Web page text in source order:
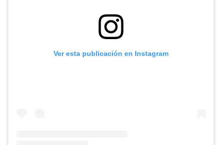
Ver esta publicación en Instagram